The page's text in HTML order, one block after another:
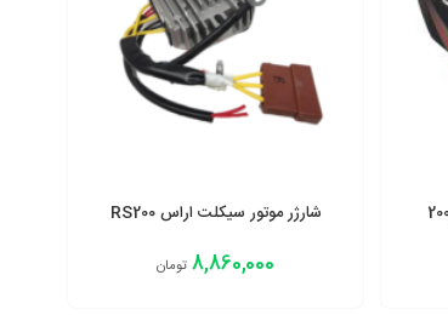
شارژر موتور سیکلت اراس RS200
8,860,000 تومان